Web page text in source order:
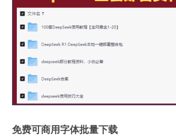
免费可商用字体批量下载